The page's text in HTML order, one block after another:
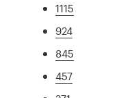
1115
924
845
457